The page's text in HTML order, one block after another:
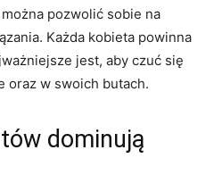
pozwolić sobie na
Każda kobieta powinna
jest, aby czuć się
oraz w swoich butach.
dominują